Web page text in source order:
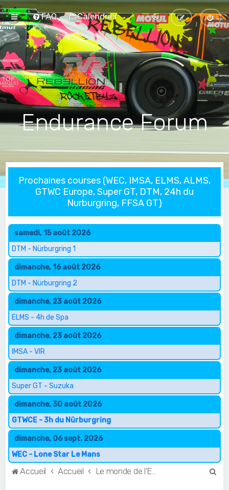
FAQ Calendrier
Endurance Forum
Prochaines courses (WEC, IMSA, ELMS, ALMS,
GTWC Europe, Super GT, DTM, 24h du
Nurburgring, FFSA GT)
samedi, 15 août 2026
DTM - Nürburgring 1
dimanche, 16 août 2026
DTM - Nürburgring 2
dimanche, 23 août 2026
ELMS - 4h de Spa
dimanche, 23 août 2026
IMSA - VIR
dimanche, 23 août 2026
Super GT - Suzuka
dimanche, 30 août 2026
GTWCE - 3h du Nürburgring
dimanche, 06 sept. 2026
WEC - Lone Star Le Mans
Accueil Accueil